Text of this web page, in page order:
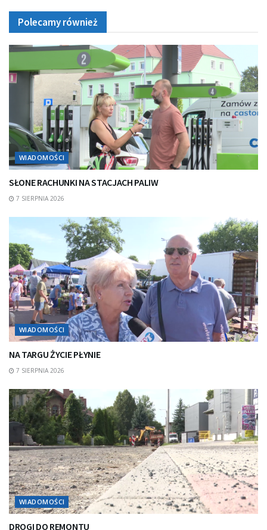
Polecamy również
WIADOMOŚCI
SŁONE RACHUNKI NA STACJACH PALIW
7 SIERPNIA 2026
WIADOMOŚCI
NA TARGU ŻYCIE PŁYNIE
7 SIERPNIA 2026
WIADOMOŚCI
DROGI DO REMONTU